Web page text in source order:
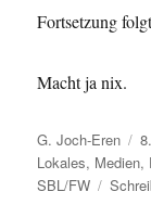
Fortsetzung
Macht ja nix.
Autor
G. Joch-Eren
Lokales, Medien,
SBL/FW